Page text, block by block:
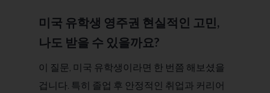
미국 유학생 영주권 현실적인 고민,
나도 받을 수 있을까요​?
이 질문, 미국 유학생이라면 한 번쯤 해보셨을
겁니다. 특히 졸업 후 안정적인 취업과 커리어